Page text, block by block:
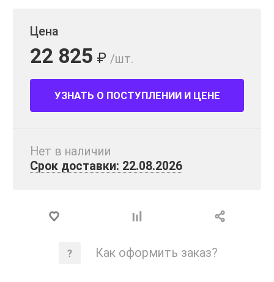
Цена
22 825 ₽ /шт.
УЗНАТЬ О ПОСТУПЛЕНИИ И ЦЕНЕ
Нет в наличии
Срок доставки: 22.08.2026
Как оформить заказ?